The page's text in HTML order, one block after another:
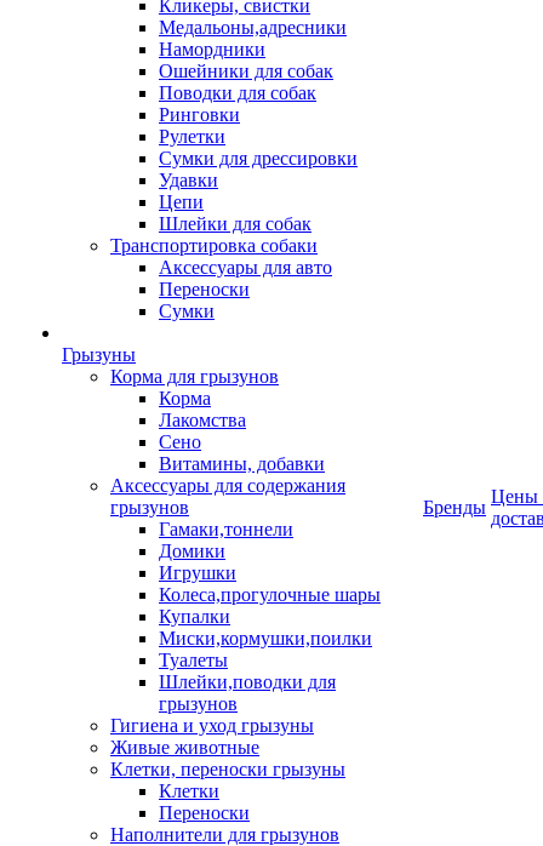
Кликеры, свистки
Медальоны,адресники
Намордники
Ошейники для собак
Поводки для собак
Ринговки
Рулетки
Сумки для дрессировки
Удавки
Цепи
Шлейки для собак
Транспортировка собаки
Аксессуары для авто
Переноски
Сумки
Грызуны
Корма для грызунов
Корма
Лакомства
Сено
Витамины, добавки
Аксессуары для содержания
грызунов
Гамаки,тоннели
Домики
Игрушки
Колеса,прогулочные шары
Купалки
Миски,кормушки,поилки
Туалеты
Шлейки,поводки для
грызунов
Гигиена и уход грызуны
Живые животные
Клетки, переноски грызуны
Клетки
Переноски
Наполнители для грызунов
Бренды
Цены